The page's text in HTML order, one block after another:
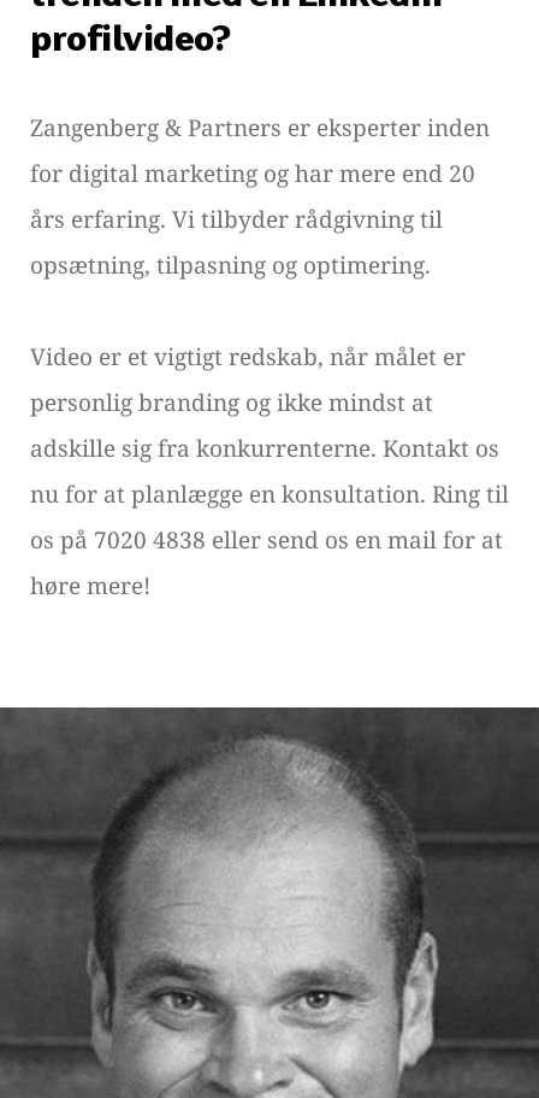
profilvideo?
Zangenberg & Partners er eksperter inden
for digital marketing og har mere end 20
års erfaring. Vi tilbyder rådgivning til
opsætning, tilpasning og optimering.
Video er et vigtigt redskab, når målet er
personlig branding og ikke mindst at
adskille sig fra konkurrenterne. Kontakt os
nu for at planlægge en konsultation. Ring til
os på 7020 4838 eller send os en mail for at
høre mere!